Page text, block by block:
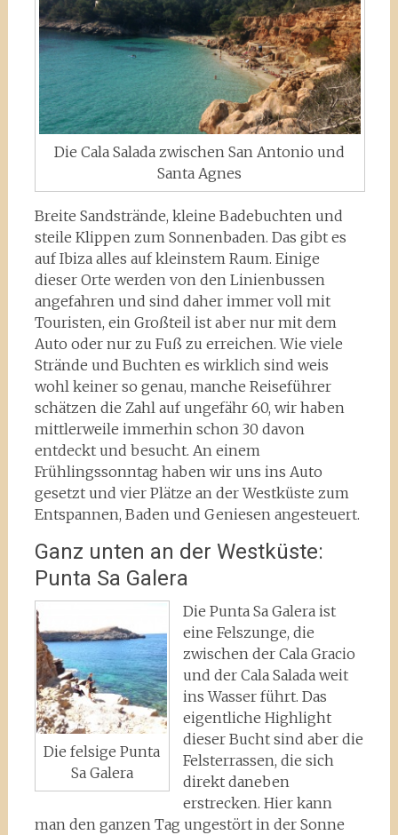
Die Cala Salada zwischen San Antonio und
Santa Agnes
Breite Sandstrände, kleine Badebuchten und
steile Klippen zum Sonnenbaden. Das gibt es
auf Ibiza alles auf kleinstem Raum. Einige
dieser Orte werden von den Linienbussen
angefahren und sind daher immer voll mit
Touristen, ein Großteil ist aber nur mit dem
Auto oder nur zu Fuß zu erreichen. Wie viele
Strände und Buchten es wirklich sind weis
wohl keiner so genau, manche Reiseführer
schätzen die Zahl auf ungefähr 60, wir haben
mittlerweile immerhin schon 30 davon
entdeckt und besucht. An einem
Frühlingssonntag haben wir uns ins Auto
gesetzt und vier Plätze an der Westküste zum
Entspannen, Baden und Geniesen angesteuert.
Ganz unten an der Westküste:
Punta Sa Galera
Die felsige Punta
Sa Galera
Die Punta Sa Galera ist
eine Felszunge, die
zwischen der Cala Gracio
und der Cala Salada weit
ins Wasser führt. Das
eigentliche Highlight
dieser Bucht sind aber die
Felsterrassen, die sich
direkt daneben
erstrecken. Hier kann
man den ganzen Tag ungestört in der Sonne